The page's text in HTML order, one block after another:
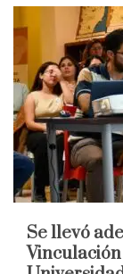
Se llevó